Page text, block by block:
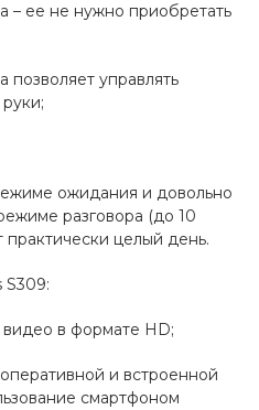
– ее не нужно приобретать
управлять
ожидания и довольно
разговора (до 10
практически целый день.
S309:
в формате HD;
и встроенной
смартфоном